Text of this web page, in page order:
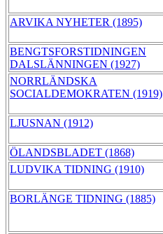
ARVIKA NYHETER (1895)
BENGTSFORSTIDNINGEN
DALSLÄNNINGEN (1927)
NORRLÄNDSKA
SOCIALDEMOKRATEN (1919)
LJUSNAN (1912)
ÖLANDSBLADET (1868)
LUDVIKA TIDNING (1910)
BORLÄNGE TIDNING (1885)